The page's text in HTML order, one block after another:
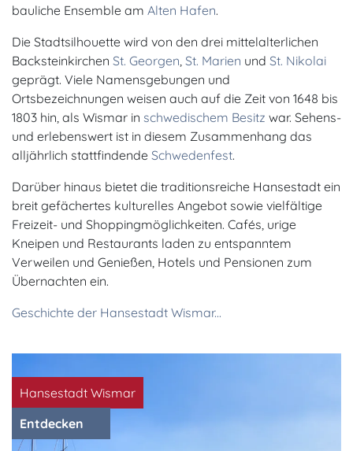
bauliche Ensemble am Alten Hafen.
Die Stadtsilhouette wird von den drei mittelalterlichen
Backsteinkirchen St. Georgen St. Marien und St. Nikolai
geprägt. Viele Namensgebungen und
Ortsbezeichnungen weisen auch auf die Zeit von 1648 bis
1803 hin, als Wismar in schwedischem Besitz war. Sehens-
und erlebenswert ist in diesem Zusammenhang das
alljährlich stattfindende Schwedenfest.
Darüber hinaus bietet die traditionsreiche Hansestadt ein
breit gefächertes kulturelles Angebot sowie vielfältige
Freizeit- und Shoppingmöglichkeiten. Cafés, urige
Kneipen und Restaurants laden zu entspanntem
Verweilen und Genießen, Hotels und Pensionen zum
Übernachten ein.
Geschichte der Hansestadt Wismar...
Hansestadt Wismar
Entdecken